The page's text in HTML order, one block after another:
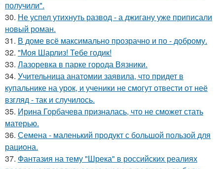
получили".
30. Не успел утихнуть развод - а джигану уже приписали
новый роман.
31. В доме всё максимально прозрачно и по - доброму.
32. "Моя Шарлиз! Тебе годик!
33. Лазоревка в парке города Вязники.
34. Учительница анатомии заявила, что придет в
купальнике на урок, и ученики не смогут отвести от неё
взгляд - так и случилось.
35. Ирина Горбачева призналась, что не сможет стать
матерью.
36. Семена - маленький продукт с большой пользой для
рациона.
37. Фантазия на тему "Шрека" в российских реалиях